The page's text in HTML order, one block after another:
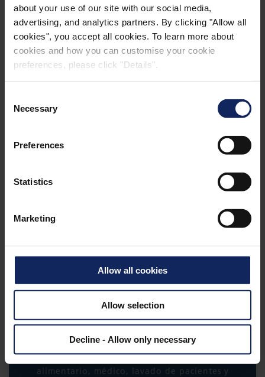
about your use of our site with our social media,
advertising, and analytics partners. By clicking "Allow all
cookies", you accept all cookies. To learn more about
cookies and how you can customise your cookie
preferences, please click "Details".
Selection
Necessary
Preferences
Statistics
Marketing
Allow all cookies
Allow selection
Decline - Allow only necessary
hasta 650 g/m², en diferentes materiales como
poliéster, viscosa y PP.
Fibertex ofrece una amplia gama de no tejidos de
alto rendimiento para toallitas, desarrollados
para utilizar en diversos sectores, como el servicio
alimentario, médico, lavado de pacientes y